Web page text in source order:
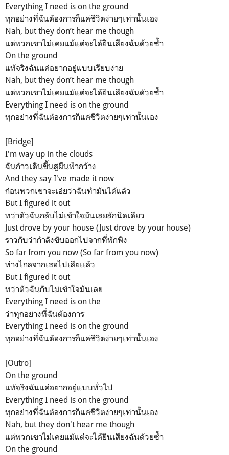
Everything I need is on the ground
ทุกอย่างที่ฉันต้องการก็แค่ชีวิตง่ายๆเท่านั้นเอง
Nah, but they don’t hear me though
แต่พวกเขาไม่เคยแม้แต่จะได้ยินเสียงฉันด้วยซ้ำ
On the ground
แท้จริงฉันแค่อยากอยู่แบบเรียบง่าย
Nah, but they don’t hear me though
แต่พวกเขาไม่เคยแม้แต่จะได้ยินเสียงฉันด้วยซ้ำ
Everything I need is on the ground
ทุกอย่างที่ฉันต้องการก็แค่ชีวิตง่ายๆเท่านั้นเอง
[Bridge]
I'm way up in the clouds
ฉันก้าวเดินขึ้นสู่ผืนฟ้ากว้าง
And they say I've made it now
ก่อนพวกเขาจะเอ่ยว่าฉันทำมันได้แล้ว
But I figured it out
ทว่าตัวฉันกลับไม่เข้าใจมันเลยสักนิดเดียว
Just drove by your house (Just drove by your house)
ราวกับว่ากำลังขับออกไปจากที่พักพิง
So far from you now (So far from you now)
ห่างไกลจากเธอไปเสียเเล้ว
But I figured it out
ทว่าตัวฉันกับไม่เข้าใจมันเลย
Everything I need is on the
ว่าทุกอย่างที่ฉันต้องการ
Everything I need is on the ground
ทุกอย่างที่ฉันต้องการก็แค่ชีวิตง่ายๆเท่านั้นเอง
[Outro]
On the ground
แท้จริงฉันแค่อยากอยู่แบบทั่วไป
Everything I need is on the ground
ทุกอย่างที่ฉันต้องการก็แค่ชีวิตง่ายๆเท่านั้นเอง
Nah, but they don't hear me though
แต่พวกเขาไม่เคยแม้แต่จะได้ยินเสียงฉันด้วยซ้ำ
On the ground